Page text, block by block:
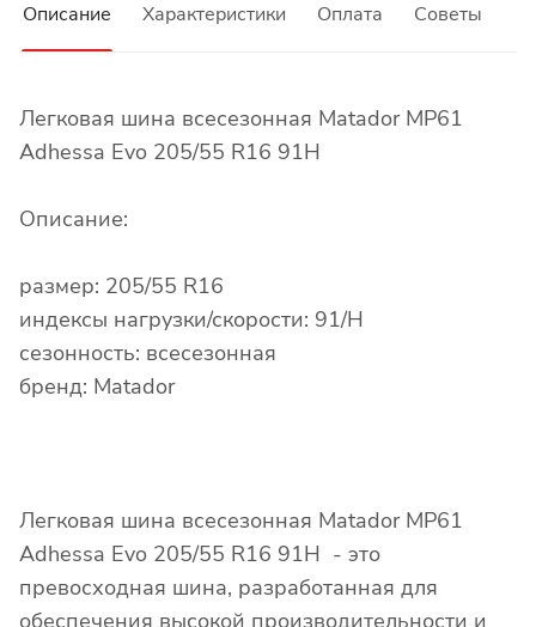
Описание Характеристики Оплата Советы
Легковая шина всесезонная Matador MP61
Adhessa Evo 205/55 R16 91H
Описание:
размер: 205/55 R16
индексы нагрузки/скорости: 91/H
сезонность: всесезонная
бренд: Matador
Легковая шина всесезонная Matador MP61
Adhessa Evo 205/55 R16 91H - это
превосходная шина, разработанная для